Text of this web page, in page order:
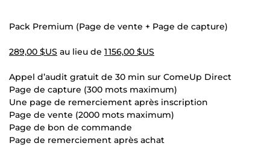
Pack Premium (Page de vente + Page de capture)
289,00 $US au lieu de 1 156,00 $US
Appel d’audit gratuit de 30 min sur ComeUp Direct
Page de capture (300 mots maximum)
Une page de remerciement après inscription
Page de vente (2000 mots maximum)
Page de bon de commande
Page de remerciement après achat